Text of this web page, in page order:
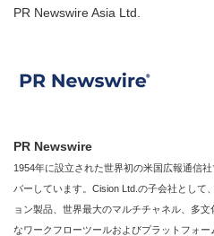
PR Newswire Asia Ltd.
PR Newswire
1954年に設立された世界初の米国広報通信
バーしています。Cision Ltd.の子会社として
ョン製品、世界最大のマルチチャネル、多
なワークフローツールおよびプラットフォ